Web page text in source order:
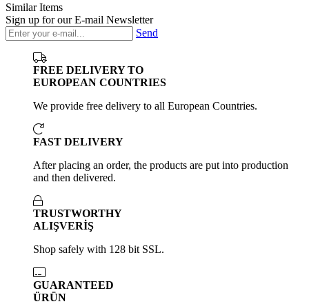
Similar Items
Sign up for our E-mail Newsletter
Send
FREE DELIVERY TO
EUROPEAN COUNTRIES
We provide free delivery to all European Countries.
FAST DELIVERY
After placing an order, the products are put into production
and then delivered.
TRUSTWORTHY
ALIŞVERİŞ
Shop safely with 128 bit SSL.
GUARANTEED
ÜRÜN